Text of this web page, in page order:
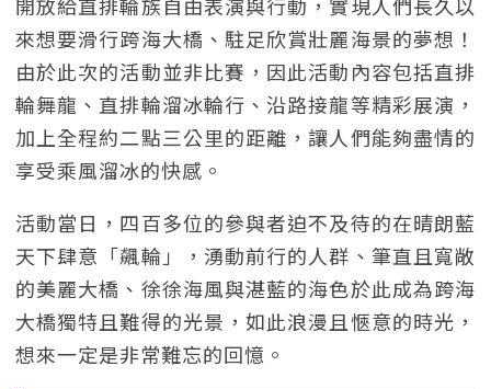
來想要滑行跨海大橋、駐足欣賞壯麗海景的夢想！
由於此次的活動並非比賽，因此活動內容包括直排
輪舞龍、直排輪溜冰輪行、沿路接龍等精彩展演，
加上全程約二點三公里的距離，讓人們能夠盡情的
享受乘風溜冰的快感。
活動當日，四百多位的參與者迫不及待的在晴朗藍
天下肆意「飆輪」，湧動前行的人群、筆直且寬敞
的美麗大橋、徐徐海風與湛藍的海色於此成為跨海
大橋獨特且難得的光景，如此浪漫且愜意的時光，
想來一定是非常難忘的回憶。